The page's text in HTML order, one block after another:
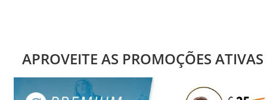
APROVEITE AS PROMOÇÕES ATIVAS